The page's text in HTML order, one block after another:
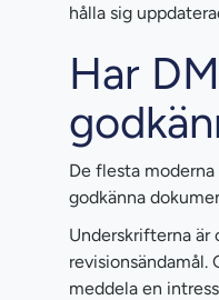
hålla sig
Har
De flesta
godkänna
Underskrifterna
revisionsändamål.
meddela en